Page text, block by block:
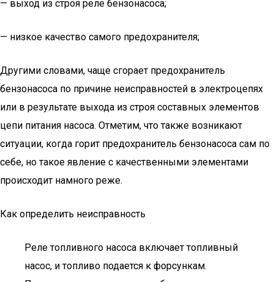
— выход из строя реле бензонасоса;
— низкое качество самого предохранителя;
Другими словами, чаще сгорает предохранитель
бензонасоса по причине неисправностей в электроцепях
или в результате выхода из строя составных элементов
цепи питания насоса. Отметим, что также возникают
ситуации, когда горит предохранитель бензонасоса сам по
себе, но такое явление с качественными элементами
происходит намного реже.
Как определить неисправность
Реле топливного насоса включает топливный
насос, и топливо подается к форсункам.